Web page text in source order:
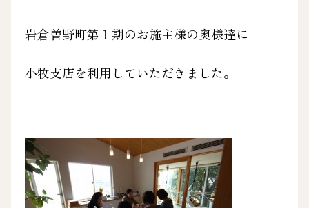
岩倉曽野町第１期のお施主様の奥様達に
小牧支店を利用していただきました。